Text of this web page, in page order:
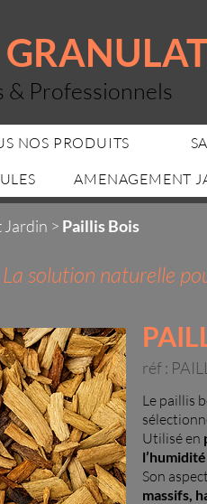
& Professionnels
NOS PRODUITS
AMENAGEMENT
Jardin > Paillis Bois
La solution naturelle
réf : PAILL
Le paillis
Utilisé en
Son
massifs,